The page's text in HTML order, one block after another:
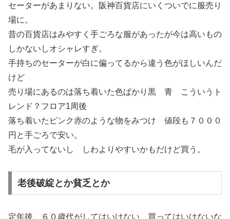
セーターがあまりない。阪神百貨店にいくついでに服売り
場に。
昔の百貨店はみやすく手ごろな服があったが今は高いもの
しかないしオシャレすぎ。
手持ちのセーターが白に偏ってるから違う色がほしいんだ
けど
売り場にあるのは落ち着いた色ばかり黒 青 こういうト
レンド？フロア1周後
落ち着いたピンク赤のような物をみつけ 値段も７０００
円と手ごろで安い。
毛が入ってないし しわよりやすいかもだけど買う。
老後破綻とか貧乏とか
定年後、６０歳代がしてはいけない、買ってはいけないな